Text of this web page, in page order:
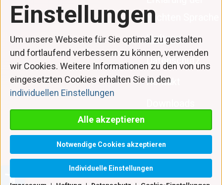
leichten Sprache
Haftung
Datenschutz
Kontakt
Einstellungen
durch
Optionen
zu
navigieren.
ESC
lehnt
alle
Cookies
Einstellungen
Um unsere Webseite für Sie optimal zu gestalten
und fortlaufend verbessern zu können, verwenden
wir Cookies. Weitere Informationen zu den von uns
eingesetzten Cookies erhalten Sie in den
individuellen Einstellungen
Alle akzeptieren
Notwendige Cookies akzeptieren
Individuelle Einstellungen